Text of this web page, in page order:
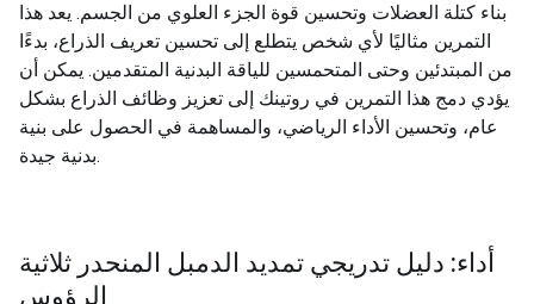
بناء كتلة العضلات وتحسين قوة الجزء العلوي من الجسم. يعد هذا
التمرين مثاليًا لأي شخص يتطلع إلى تحسين تعريف الذراع، بدءًا
من المبتدئين وحتى المتحمسين للياقة البدنية المتقدمين. يمكن أن
يؤدي دمج هذا التمرين في روتينك إلى تعزيز وظائف الذراع بشكل
عام، وتحسين الأداء الرياضي، والمساهمة في الحصول على بنية
بدنية جيدة.
أداء: دليل تدريجي تمديد الدمبل المنحدر ثلاثية
الرؤوس